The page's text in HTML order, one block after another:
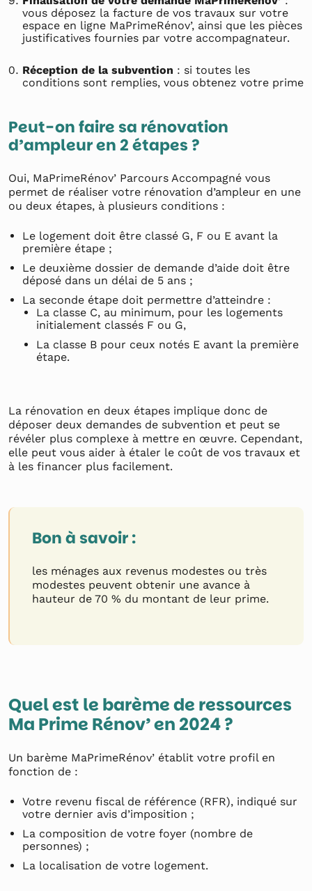
vous déposez la facture de vos travaux sur votre
espace en ligne MaPrimeRénov’, ainsi que les pièces
justificatives fournies par votre accompagnateur.
Réception de la subvention : si toutes les
conditions sont remplies, vous obtenez votre prime
Peut-on faire sa rénovation
d’ampleur en 2 étapes ?
Oui, MaPrimeRénov’ Parcours Accompagné vous
permet de réaliser votre rénovation d’ampleur en une
ou deux étapes, à plusieurs conditions :
Le logement doit être classé G, F ou E avant la
première étape ;
Le deuxième dossier de demande d’aide doit être
déposé dans un délai de 5 ans ;
La seconde étape doit permettre d’atteindre :
La classe C, au minimum, pour les logements
initialement classés F ou G,
La classe B pour ceux notés E avant la première
étape.
La rénovation en deux étapes implique donc de
déposer deux demandes de subvention et peut se
révéler plus complexe à mettre en œuvre. Cependant,
elle peut vous aider à étaler le coût de vos travaux et
à les financer plus facilement.
Bon à savoir :
les ménages aux revenus modestes ou très
modestes peuvent obtenir une avance à
hauteur de 70 % du montant de leur prime.
Quel est le barème de ressources
Ma Prime Rénov’ en 2024 ?
Un barème MaPrimeRénov’ établit votre profil en
fonction de :
Votre revenu fiscal de référence (RFR), indiqué sur
votre dernier avis d’imposition ;
La composition de votre foyer (nombre de
personnes) ;
La localisation de votre logement.